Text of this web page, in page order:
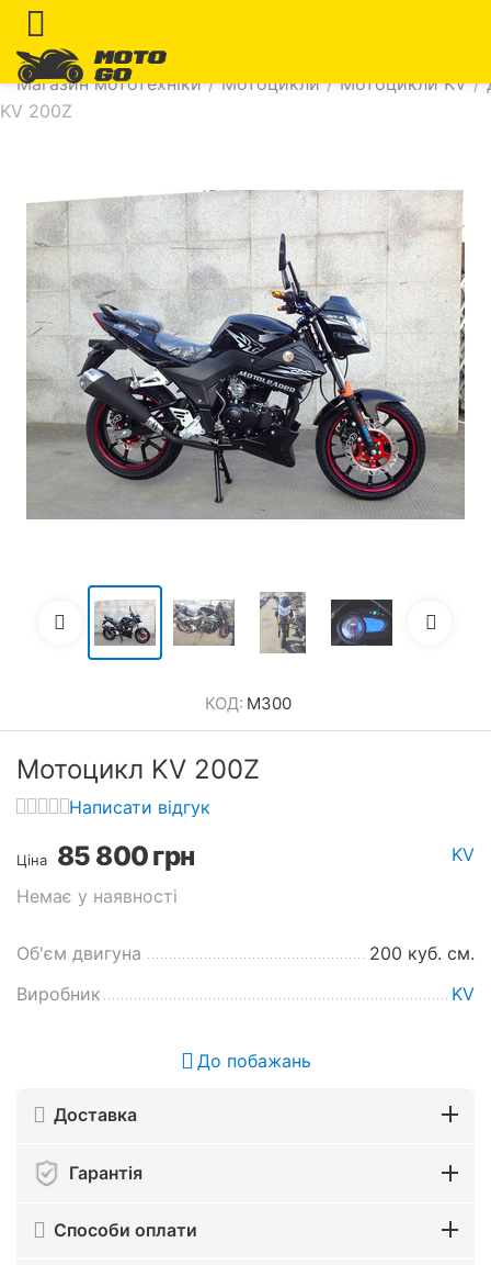
Магазин мототехніки / Мотоцикли / Мотоцикли KV /
KV 200Z
КОД: M300
Мотоцикл KV 200Z
Написати відгук
Ціна 85 800грн
Немає у наявності
KV
Об'єм двигуна
200 куб. см.
Виробник
KV
До побажань
Доставка
Гарантія
Способи оплати